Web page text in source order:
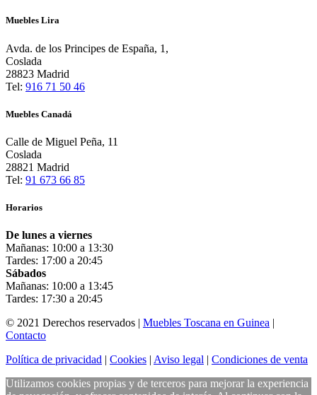
Muebles Lira
Avda. de los Principes de España, 1,
Coslada
28823 Madrid
Tel: 916 71 50 46
Muebles Canadá
Calle de Miguel Peña, 11
Coslada
28821 Madrid
Tel: 91 673 66 85
Horarios
De lunes a viernes
Mañanas: 10:00 a 13:30
Tardes: 17:00 a 20:45
Sábados
Mañanas: 10:00 a 13:45
Tardes: 17:30 a 20:45
© 2021 Derechos reservados | Muebles Toscana en Guinea |
Contacto
Política de privacidad | Cookies | Aviso legal | Condiciones de venta
Utilizamos cookies propias y de terceros para mejorar la experiencia